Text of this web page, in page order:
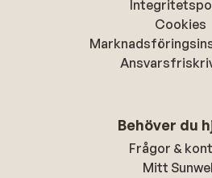
Cookies
Behöver du
Frågor &
Mitt